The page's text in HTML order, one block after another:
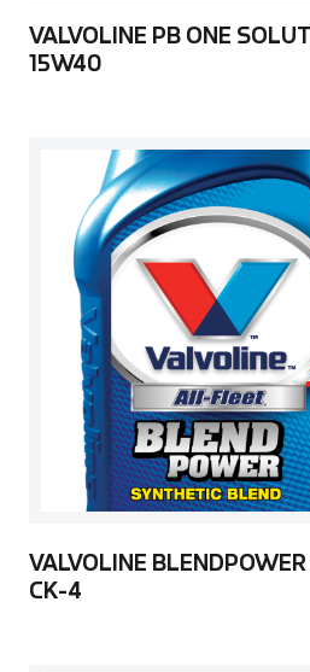
VALVOLINE PB ONE
15W40
VALVOLINE
CK-4